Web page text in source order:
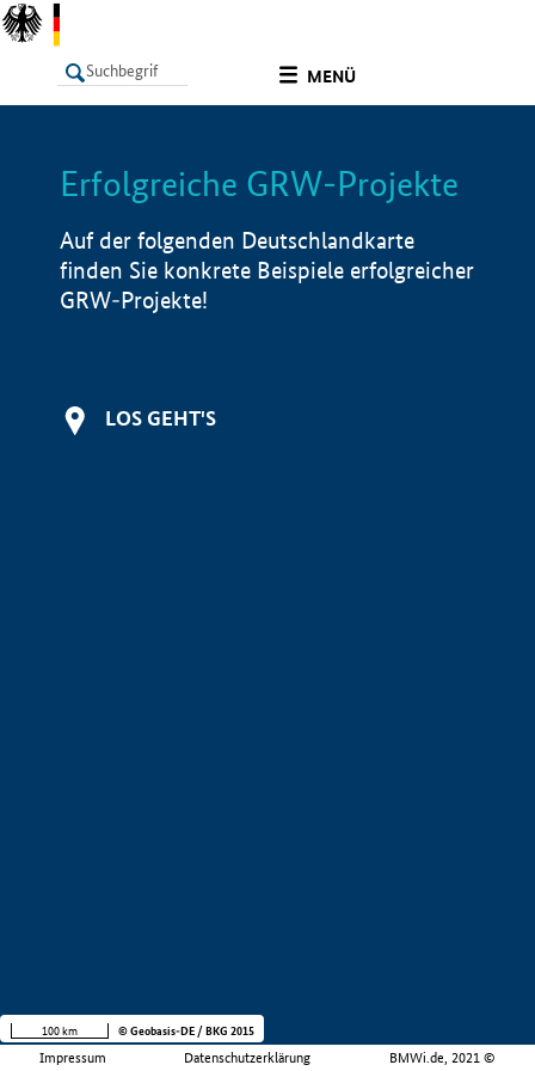
MENÜ
LISTE Info
Erfolgreiche GRW-Projekte
Auf der folgenden Deutschlandkarte
finden Sie konkrete Beispiele erfolgreicher
GRW-Projekte!
LOS GEHT'S
Impressum Datenschutzerklärung BMWi.de, 2021 ©
100 km © Geobasis-DE / BKG 2015